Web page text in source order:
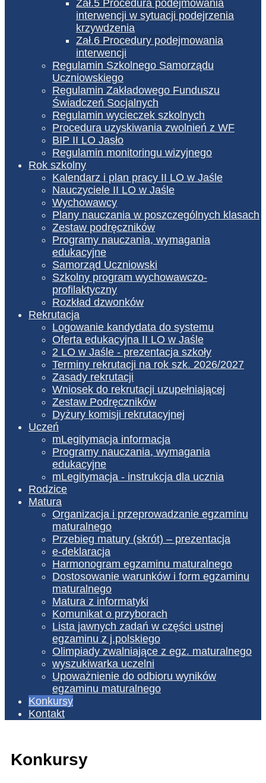
Zał.5 Procedura podejmowania
interwencji w sytuacji podejrzenia
krzywdzenia
Zał.6 Procedury podejmowania
interwencji
Regulamin Szkolnego Samorządu
Uczniowskiego
Regulamin Zakładowego Funduszu
Świadczeń Socjalnych
Regulamin wycieczek szkolnych
Procedura uzyskiwania zwolnień z WF
BIP II LO Jasło
Regulamin monitoringu wizyjnego
Rok szkolny
Kalendarz i plan pracy II LO w Jaśle
Nauczyciele II LO w Jaśle
Wychowawcy
Plany nauczania w poszczególnych klasach
Zestaw podręczników
Programy nauczania, wymagania
edukacyjne
Samorząd Uczniowski
Szkolny program wychowawczo-
profilaktyczny
Rozkład dzwonków
Rekrutacja
Logowanie kandydata do systemu
Oferta edukacyjna II LO w Jaśle
2 LO w Jaśle - prezentacja szkoły
Terminy rekrutacji na rok szk. 2026/2027
Zasady rekrutacji
Wniosek do rekrutacji uzupełniającej
Zestaw Podręczników
Dyżury komisji rekrutacyjnej
Uczeń
mLegitymacja informacja
Programy nauczania, wymagania
edukacyjne
mLegitymacja - instrukcja dla ucznia
Rodzice
Matura
Organizacja i przeprowadzanie egzaminu
maturalnego
Przebieg matury (skrót) – prezentacja
e-deklaracja
Harmonogram egzaminu maturalnego
Dostosowanie warunków i form egzaminu
maturalnego
Matura z informatyki
Komunikat o przyborach
Lista jawnych zadań w części ustnej
egzaminu z j.polskiego
Olimpiady zwalniające z egz. maturalnego
wyszukiwarka uczelni
Upoważnienie do odbioru wyników
egzaminu maturalnego
Konkursy
Kontakt
Konkursy